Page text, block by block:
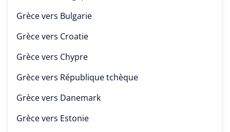
Grèce vers Bulgarie
Grèce vers Croatie
Grèce vers Chypre
Grèce vers République tchèque
Grèce vers Danemark
Grèce vers Estonie